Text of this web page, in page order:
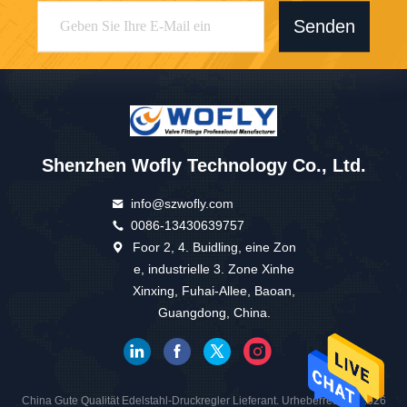
Senden
Shenzhen Wofly Technology Co., Ltd.
info@szwofly.com
0086-13430639757
Foor 2, 4. Buidling, eine Zon
e, industrielle 3. Zone Xinhe
Xinxing, Fuhai-Allee, Baoan,
Guangdong, China.
China Gute Qualität Edelstahl-Druckregler Lieferant. Urheberrecht © 2026